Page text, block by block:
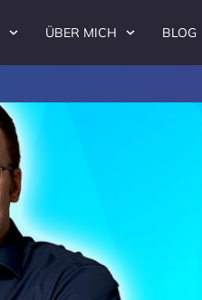
ÜBER MICH BLOG